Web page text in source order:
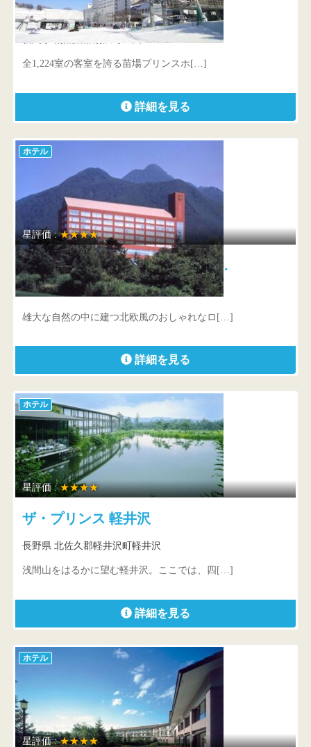
苗場プリンスホテル
新潟県 南魚沼郡湯沢町三国
全1,224室の客室を誇る苗場プリンスホ[…]
詳細を見る
ホテル
星評価 :★★★★
ロックウッド・ホテル＆スパ [ …
青森県 西津軽郡鯵ヶ沢町鯵ヶ沢高原
雄大な自然の中に建つ北欧風のおしゃれなロ[…]
詳細を見る
ホテル
星評価 :★★★★
ザ・プリンス 軽井沢
長野県 北佐久郡軽井沢町軽井沢
浅間山をはるかに望む軽井沢。ここでは、四[…]
詳細を見る
ホテル
星評価 :★★★★